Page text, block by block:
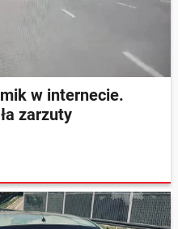
w internecie.
zarzuty